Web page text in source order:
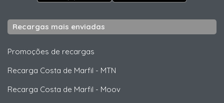
Recargas mais enviadas
Promoções de recargas
Recarga Costa de Marfil - MTN
Recarga Costa de Marfil - Moov